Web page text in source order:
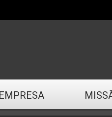
EMPRESA